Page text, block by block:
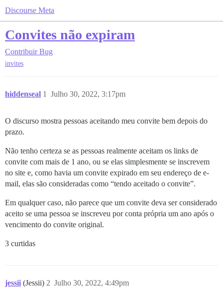
Discourse Meta
Convites não expiram
Contribuir Bug
invites
hiddenseal Julho 30, 2022, 3:17pm
1
O discurso mostra pessoas aceitando meu convite bem depois do
prazo.
Não tenho certeza se as pessoas realmente aceitam os links de
convite com mais de 1 ano, ou se elas simplesmente se inscrevem
no site e, como havia um convite expirado em seu endereço de e-
mail, elas são consideradas como “tendo aceitado o convite”.
Em qualquer caso, não parece que um convite deva ser considerado
aceito se uma pessoa se inscreveu por conta própria um ano após o
vencimento do convite original.
3 curtidas
jessii (Jessii) Julho 30, 2022, 4:49pm
2